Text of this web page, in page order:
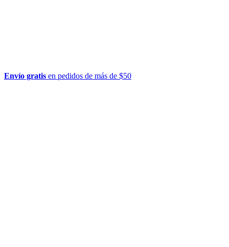
Envío gratis en pedidos de más de $50